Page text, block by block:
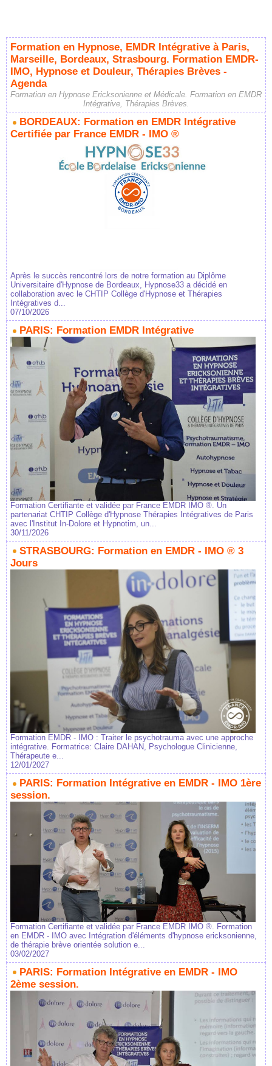
Formation en Hypnose, EMDR Intégrative à Paris,
Marseille, Bordeaux, Strasbourg. Formation EMDR-
IMO, Hypnose et Douleur, Thérapies Brèves -
Agenda
Formation en Hypnose Ericksonienne et Médicale. Formation en EMDR
Intégrative, Thérapies Brèves.
BORDEAUX: Formation en EMDR Intégrative
Certifiée par France EMDR - IMO ®
Après le succès rencontré lors de notre formation au Diplôme
Universitaire d'Hypnose de Bordeaux, Hypnose33 a décidé en
collaboration avec le CHTIP Collège d'Hypnose et Thérapies
Intégratives d...
07/10/2026
PARIS: Formation EMDR Intégrative
Formation Certifiante et validée par France EMDR IMO ®. Un
partenariat CHTIP Collège d'Hypnose Thérapies Intégratives de Paris
avec l'Institut In-Dolore et Hypnotim, un...
30/11/2026
STRASBOURG: Formation en EMDR - IMO ® 3
Jours
Formation EMDR - IMO : Traiter le psychotrauma avec une approche
intégrative. Formatrice: Claire DAHAN, Psychologue Clinicienne,
Thérapeute e...
12/01/2027
PARIS: Formation Intégrative en EMDR - IMO 1ère
session.
Formation Certifiante et validée par France EMDR IMO ®. Formation
en EMDR - IMO avec Intégration d'éléments d'hypnose ericksonienne,
de thérapie brève orientée solution e...
03/02/2027
PARIS: Formation Intégrative en EMDR - IMO
2ème session.